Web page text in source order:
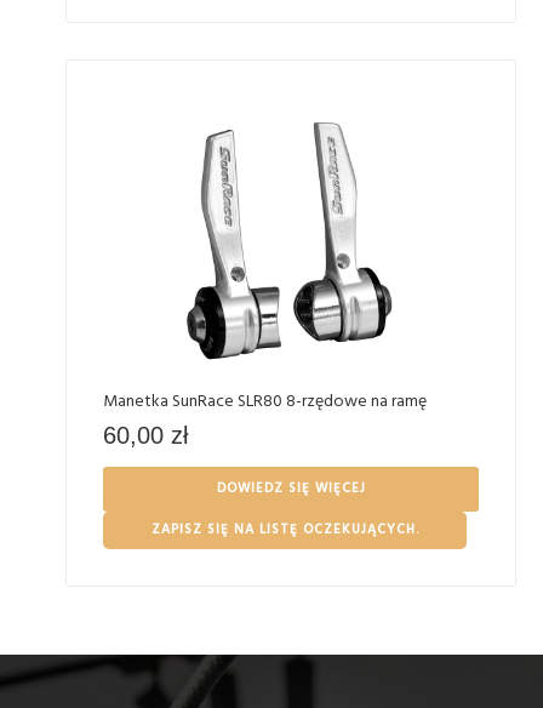
Manetka SunRace SLR80 8-rzędowe na ramę
60,00 zł
DOWIEDZ SIĘ WIĘCEJ
ZAPISZ SIĘ NA LISTĘ OCZEKUJĄCYCH.